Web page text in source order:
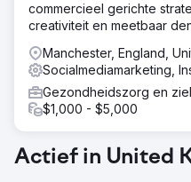
commercieel gerichte
creativiteit en meetbaar
Manchester, England,
Socialmediamarketing,
Gezondheidszorg en
$1,000 - $5,000
Actief in United